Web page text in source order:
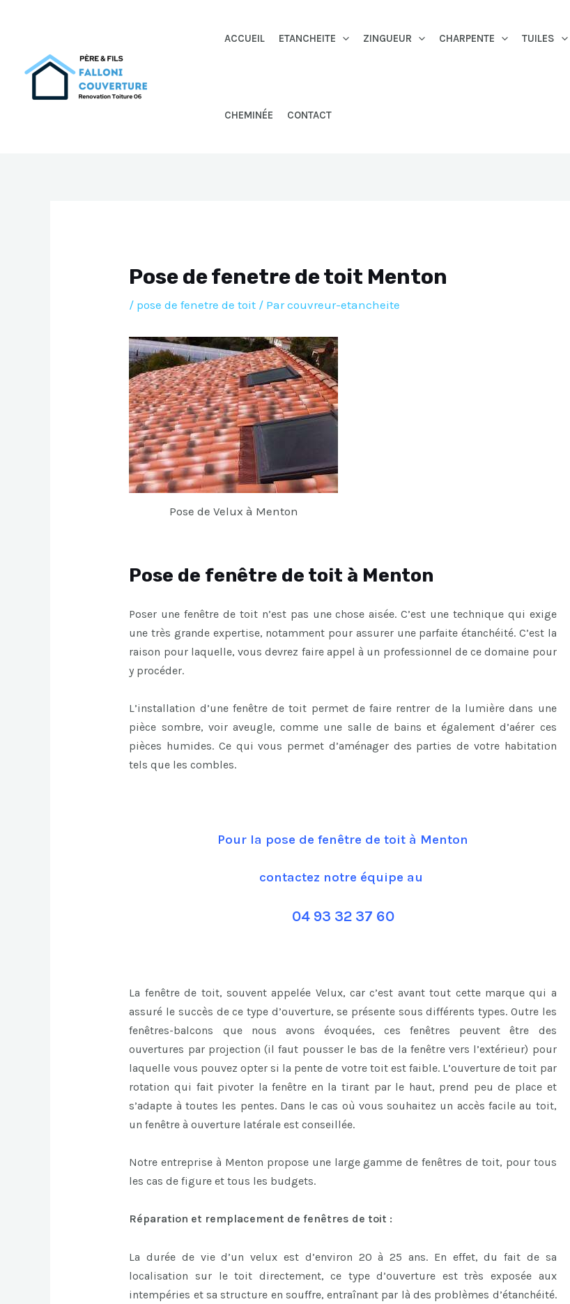
ACCUEIL ETANCHEITE ZINGUEUR CHARPENTE TUILES
CHEMINÉE CONTACT
Pose de fenetre de toit Menton
/ pose de fenetre de toit / Parcouvreur-etancheite
Pose de Velux à Menton
Pose de fenêtre de toit à Menton
Poser une fenêtre de toit n’est pas une chose aisée. C’est une technique qui exige
une très grande expertise, notamment pour assurer une parfaite étanchéité. C’est la
raison pour laquelle, vous devrez faire appel à un professionnel de ce domaine pour
y procéder.
L’installation d’une fenêtre de toit permet de faire rentrer de la lumière dans une
pièce sombre, voir aveugle, comme une salle de bains et également d’aérer ces
pièces humides. Ce qui vous permet d’aménager des parties de votre habitation
tels que les combles.
Pour la pose de fenêtre de toit à Menton
contactez notre équipe au
04 93 32 37 60
La fenêtre de toit, souvent appelée Velux, car c’est avant tout cette marque qui a
assuré le succès de ce type d’ouverture, se présente sous différents types. Outre les
fenêtres-balcons que nous avons évoquées, ces fenêtres peuvent être des
ouvertures par projection (il faut pousser le bas de la fenêtre vers l’extérieur) pour
laquelle vous pouvez opter si la pente de votre toit est faible. L’ouverture de toit par
rotation qui fait pivoter la fenêtre en la tirant par le haut, prend peu de place et
s’adapte à toutes les pentes. Dans le cas où vous souhaitez un accès facile au toit,
un fenêtre à ouverture latérale est conseillée.
Notre entreprise à Menton propose une large gamme de fenêtres de toit, pour tous
les cas de figure et tous les budgets.
Réparation et remplacement de fenêtres de toit :
La durée de vie d’un velux est d’environ 20 à 25 ans. En effet, du fait de sa
localisation sur le toit directement, ce type d’ouverture est très exposée aux
intempéries et sa structure en souffre, entraînant par là des problèmes d’étanchéité.